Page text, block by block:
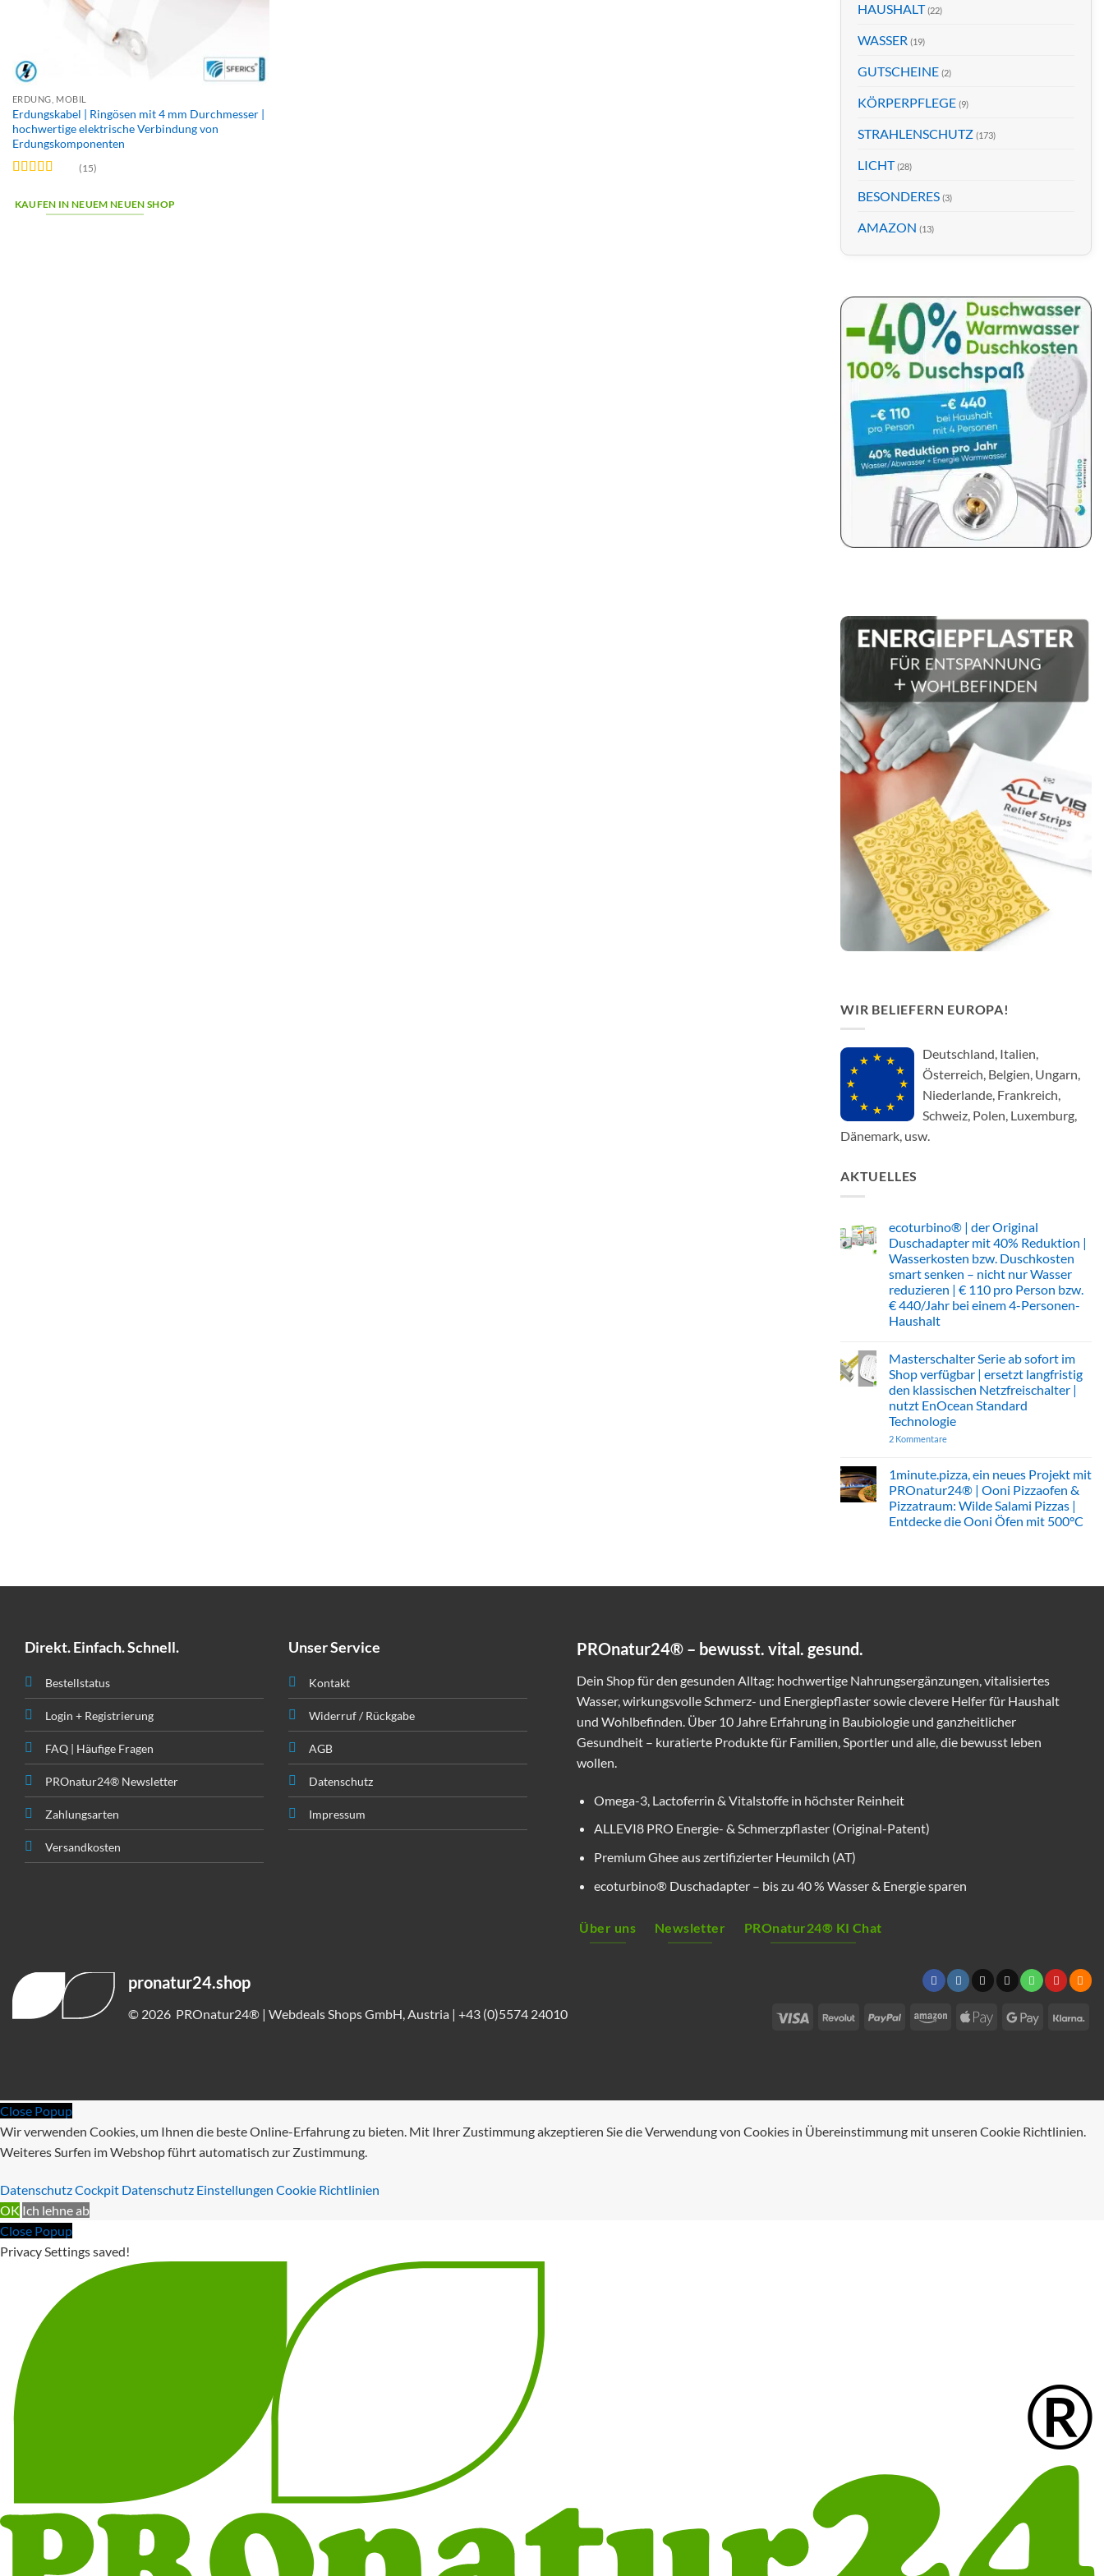
ERDUNG, MOBIL
Erdungskabel | Ringösen mit 4 mm Durchmesser |
hochwertige elektrische Verbindung von
Erdungskomponenten
mit4.87
von 5
(15)
KAUFEN IN NEUEM NEUEN SHOP
HAUSHALT (22)
WASSER (19)
GUTSCHEINE (2)
KÖRPERPFLEGE (9)
STRAHLENSCHUTZ (173)
LICHT (28)
BESONDERES (3)
AMAZON (13)
WIR BELIEFERN EUROPA!
Deutschland, Italien,
Österreich, Belgien, Ungarn,
Niederlande, Frankreich,
Schweiz, Polen, Luxemburg,
Dänemark, usw.
AKTUELLES
ecoturbino® | der Original
Duschadapter mit 40% Reduktion |
Wasserkosten bzw. Duschkosten
smart senken – nicht nur Wasser
reduzieren | € 110 pro Person bzw.
€ 440/Jahr bei einem 4-Personen-
Haushalt
zu
ecoturbino®
|
der
Original
Duschadapter
mit
40%
Reduktion
bzw.
Duschkosten
smart
senken
–
€
4-
Personen-
Haushalt
Masterschalter Serie ab sofort im
Shop verfügbar | ersetzt langfristig
den klassischen Netzfreischalter |
nutzt EnOcean Standard
Technologie
2 Kommentare
ab
sofort
im
Shop
verfügbar
|
|
1minute.pizza, ein neues Projekt mit
PROnatur24® | Ooni Pizzaofen &
Pizzatraum: Wilde Salami Pizzas |
Entdecke die Ooni Öfen mit 500°C
Pizzatraum:
Wilde
Salami
Pizzas
|
Entdecke
die
Direkt. Einfach. Schnell.
Bestellstatus
Login + Registrierung
FAQ | Häufige Fragen
PROnatur24® Newsletter
Zahlungsarten
Versandkosten
Unser Service
Kontakt
Widerruf / Rückgabe
AGB
Datenschutz
Impressum
PROnatur24® – bewusst. vital. gesund.
Dein Shop für den gesunden Alltag: hochwertige Nahrungsergänzungen, vitalisiertes
Wasser, wirkungsvolle Schmerz- und Energiepflaster sowie clevere Helfer für Haushalt
und Wohlbefinden. Über 10 Jahre Erfahrung in Baubiologie und ganzheitlicher
Gesundheit – kuratierte Produkte für Familien, Sportler und alle, die bewusst leben
wollen.
Omega-3, Lactoferrin & Vitalstoffe in höchster Reinheit
ALLEVI8 PRO Energie- & Schmerzpflaster (Original-Patent)
Premium Ghee aus zertifizierter Heumilch (AT)
ecoturbino® Duschadapter – bis zu 40 % Wasser & Energie sparen
Über uns Newsletter PROnatur24® KI Chat
pronatur24.shop
© 2026 PROnatur24® | Webdeals Shops GmbH, Austria | +43 (0)5574 24010 Visa Revolut PayPal Amazon Apple
Google
Close Popup
Wir verwenden Cookies, um Ihnen die beste Online-Erfahrung zu bieten. Mit Ihrer Zustimmung akzeptieren Sie die Verwendung von Cookies in Übereinstimmung mit unseren Cookie Richtlinien.
Weiteres Surfen im Webshop führt automatisch zur Zustimmung.
Datenschutz Cockpit Datenschutz Einstellungen Cookie Richtlinien
OK Ich lehne ab
Close Popup
Privacy Settings saved!